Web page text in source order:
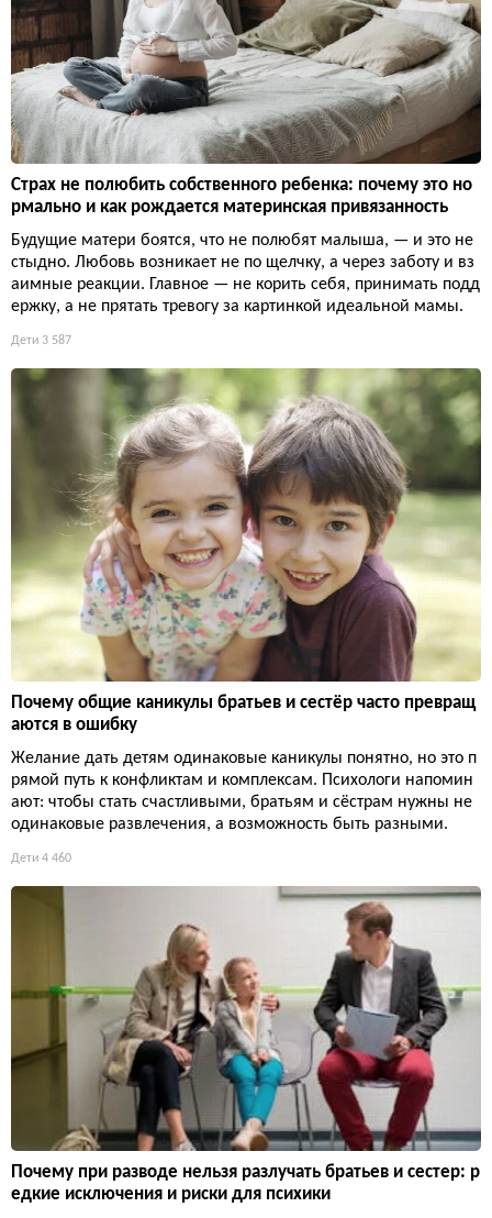
Страх не полюбить собственного ребенка: почему это но
рмально и как рождается материнская привязанность
Будущие матери боятся, что не полюбят малыша, — и это не
стыдно. Любовь возникает не по щелчку, а через заботу и вз
аимные реакции. Главное — не корить себя, принимать подд
ержку, а не прятать тревогу за картинкой идеальной мамы.
Дети 3 587
Почему общие каникулы братьев и сестёр часто превращ
аются в ошибку
Желание дать детям одинаковые каникулы понятно, но это п
рямой путь к конфликтам и комплексам. Психологи напомин
ают: чтобы стать счастливыми, братьям и сёстрам нужны не
одинаковые развлечения, а возможность быть разными.
Дети 4 460
Почему при разводе нельзя разлучать братьев и сестер: р
едкие исключения и риски для психики